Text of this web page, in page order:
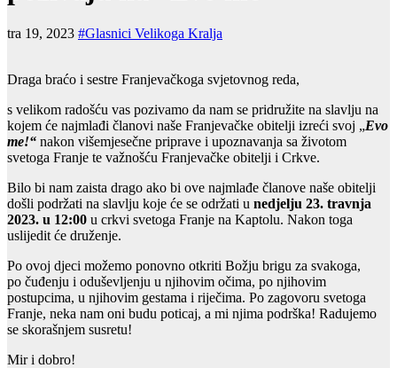
tra 19, 2023 #Glasnici Velikoga Kralja
Draga braćo i sestre Franjevačkoga svjetovnog reda,
s velikom radošću vas pozivamo da nam se pridružite na slavlju na
kojem će najmlađi članovi naše Franjevačke obitelji izreći svoj „Evo
me!“ nakon višemjesečne priprave i upoznavanja sa životom
svetoga Franje te važnošću Franjevačke obitelji i Crkve.
Bilo bi nam zaista drago ako bi ove najmlađe članove naše obitelji
došli podržati na slavlju koje će se održati u nedjelju 23. travnja
2023. u 12:00 u crkvi svetoga Franje na Kaptolu. Nakon toga
uslijedit će druženje.
Po ovoj djeci možemo ponovno otkriti Božju brigu za svakoga,
po čuđenju i oduševljenju u njihovim očima, po njihovim
postupcima, u njihovim gestama i riječima. Po zagovoru svetoga
Franje, neka nam oni budu poticaj, a mi njima podrška! Radujemo
se skorašnjem susretu!
Mir i dobro!